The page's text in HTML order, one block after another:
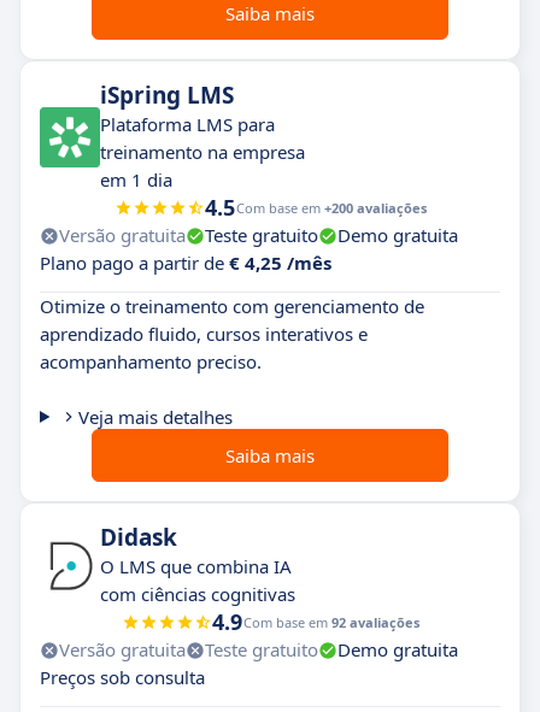
Saiba mais
iSpring LMS
Plataforma LMS para
treinamento na empresa
em 1 dia
4.5Com base em +200 avaliações
Versão gratuita Teste gratuito
Demo gratuita
Plano pago a partir de € 4,25 /mês
Otimize o treinamento com gerenciamento de
aprendizado fluido, cursos interativos e
acompanhamento preciso.
Veja mais detalhes
Saiba mais
Didask
O LMS que combina IA
com ciências cognitivas
4.9Com base em 92 avaliações
Versão gratuita Teste gratuito
Demo gratuita
Preços sob consulta